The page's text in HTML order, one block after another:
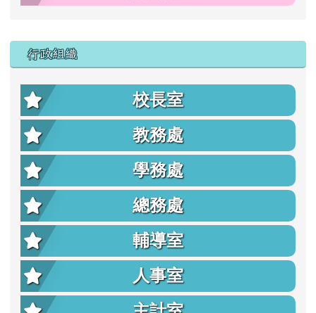
行政組織
校長室
教務處
學務處
總務處
輔導室
人事室